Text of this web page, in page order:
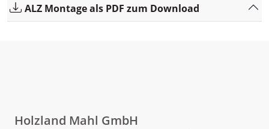
ALZ Montage als PDF zum Download
Holzland Mahl GmbH